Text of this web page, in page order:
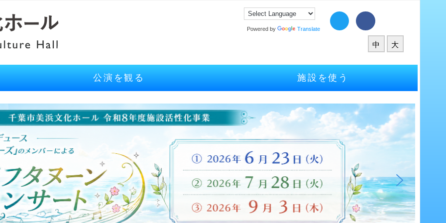
Powered by Translate
中 大
公演を観る 施設を使う